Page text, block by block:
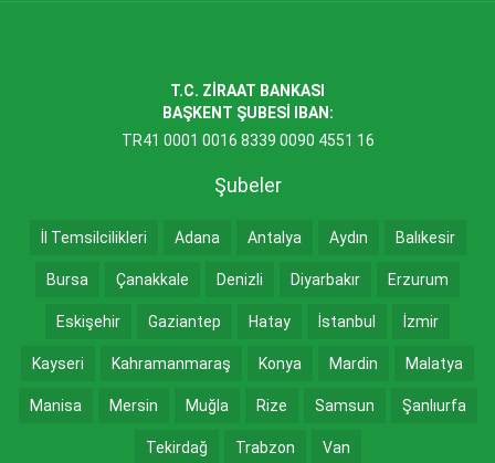
T.C. ZİRAAT BANKASI
BAŞKENT ŞUBESİ IBAN:
TR41 0001 0016 8339 0090 4551 16
Şubeler
İl Temsilcilikleri Adana Antalya Aydın Balıkesir
Bursa Çanakkale Denizli Diyarbakır Erzurum
Eskişehir Gaziantep Hatay İstanbul İzmir
Kayseri Kahramanmaraş Konya Mardin Malatya
Manisa Mersin Muğla Rize Samsun Şanlıurfa
Tekirdağ Trabzon Van